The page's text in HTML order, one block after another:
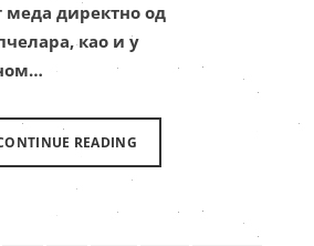
меда директно од
као и у
READING